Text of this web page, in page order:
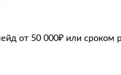
от 50 000₽ или сроком